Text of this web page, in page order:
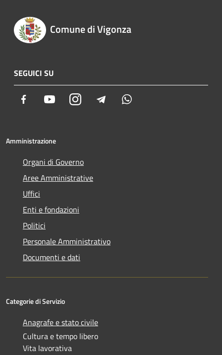
Comune di Vigonza
SEGUICI SU
Facebook YoutubeInstagram Telegram
Amministrazione
Organi di Governo
Aree Amministrative
Uffici
Enti e fondazioni
Politici
Personale Amministrativo
Documenti e dati
Categorie di Servizio
Anagrafe e stato civile
Cultura e tempo libero
Vita lavorativa